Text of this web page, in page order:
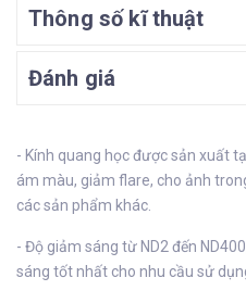
Thông số kĩ thuật
Đánh giá
- Kính quang học được sản xuất
ám màu, giảm flare, cho ảnh
các sản phẩm khác.
- Độ giảm sáng từ ND2 đến
sáng tốt nhất cho nhu cầu sử